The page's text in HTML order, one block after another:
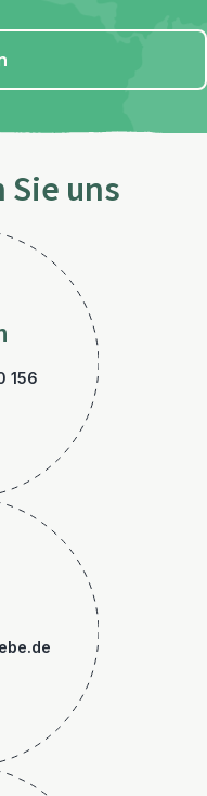
uns
156